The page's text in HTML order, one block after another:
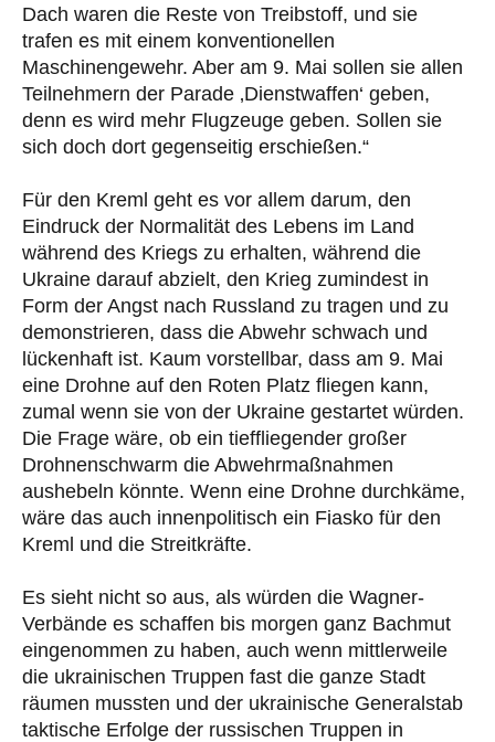
Dach waren die Reste von Treibstoff, und sie
trafen es mit einem konventionellen
Maschinengewehr. Aber am 9. Mai sollen sie allen
Teilnehmern der Parade ‚Dienstwaffen‘ geben,
denn es wird mehr Flugzeuge geben. Sollen sie
sich doch dort gegenseitig erschießen.“
Für den Kreml geht es vor allem darum, den
Eindruck der Normalität des Lebens im Land
während des Kriegs zu erhalten, während die
Ukraine darauf abzielt, den Krieg zumindest in
Form der Angst nach Russland zu tragen und zu
demonstrieren, dass die Abwehr schwach und
lückenhaft ist. Kaum vorstellbar, dass am 9. Mai
eine Drohne auf den Roten Platz fliegen kann,
zumal wenn sie von der Ukraine gestartet würden.
Die Frage wäre, ob ein tieffliegender großer
Drohnenschwarm die Abwehrmaßnahmen
aushebeln könnte. Wenn eine Drohne durchkäme,
wäre das auch innenpolitisch ein Fiasko für den
Kreml und die Streitkräfte.
Es sieht nicht so aus, als würden die Wagner-
Verbände es schaffen bis morgen ganz Bachmut
eingenommen zu haben, auch wenn mittlerweile
die ukrainischen Truppen fast die ganze Stadt
räumen mussten und der ukrainische Generalstab
taktische Erfolge der russischen Truppen in